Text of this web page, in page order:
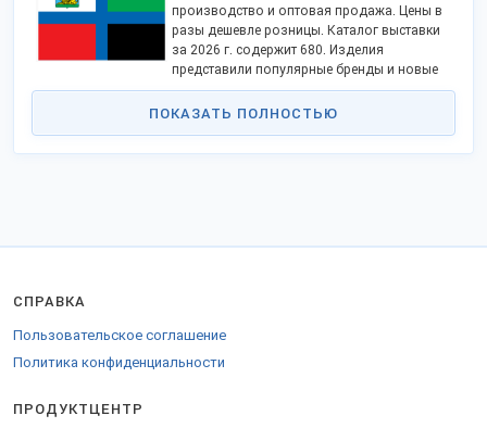
производство и оптовая продажа. Цены в
разы дешевле розницы. Каталог выставки
за 2026 г. содержит 680. Изделия
представили популярные бренды и новые
торговые марки. Список постоянно обновляется и дополняется.
снеки, чипсы, сухарики;
сыры, молочные и мясные продукты;
залежи полезных ископаемых приносят немалый доход в
служат опорой экономики региона. Объёмы выпуска продукции
наращиваются в рамках импортозамещения. Модернизируется
Территория - лидер в производстве птицы и свинины по России.
ПОКАЗАТЬ ПОЛНОСТЬЮ
СПРАВКА
Пользовательское соглашение
Политика конфиденциальности
ПРОДУКТЦЕНТР